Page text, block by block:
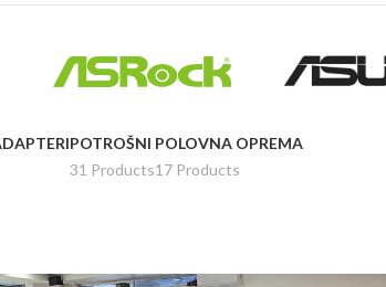
POTROŠNI
31 Products
POLOVNA OPREMA
17 Products